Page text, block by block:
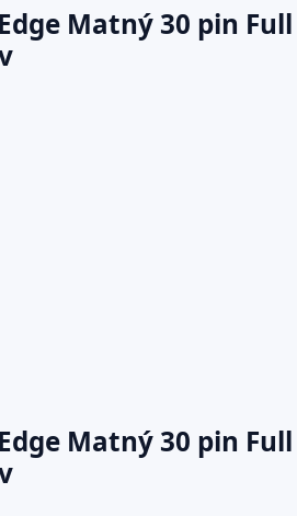
Matný 30 pin Full
Matný 30 pin Full